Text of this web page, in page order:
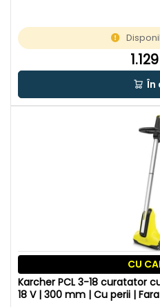
În
CU
Karcher PCL 3-18 curatator
18 V | 300 mm | Cu perii |